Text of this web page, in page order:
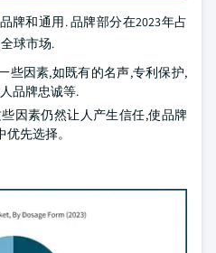
牌和通用. 品牌部分在2023年占
球市场.
些因素,如既有的名声,专利保护,
品牌忠诚等.
因素仍然让人产生信任,使品牌
先选择。